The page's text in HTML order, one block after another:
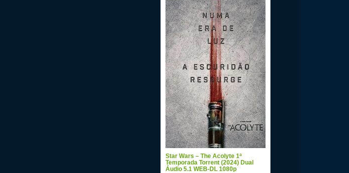
Star Wars – The Acolyte 1ª
Temporada Torrent (2024) Dual
Áudio 5.1 WEB-DL 1080p